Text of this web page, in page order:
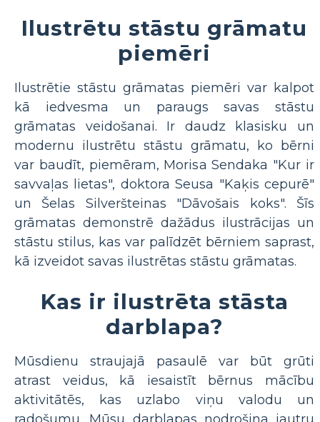
Ilustrētu stāstu grāmatu
piemēri
Ilustrētie stāstu grāmatas piemēri var kalpot
kā iedvesma un paraugs savas stāstu
grāmatas veidošanai. Ir daudz klasisku un
modernu ilustrētu stāstu grāmatu, ko bērni
var baudīt, piemēram, Morisa Sendaka "Kur ir
savvaļas lietas", doktora Seusa "Kaķis cepurē"
un Šelas Silveršteinas "Dāvošais koks". Šīs
grāmatas demonstrē dažādus ilustrācijas un
stāstu stilus, kas var palīdzēt bērniem saprast,
kā izveidot savas ilustrētas stāstu grāmatas.
Kas ir ilustrēta stāsta
darblapa?
Mūsdienu straujajā pasaulē var būt grūti
atrast veidus, kā iesaistīt bērnus mācību
aktivitātēs, kas uzlabo viņu valodu un